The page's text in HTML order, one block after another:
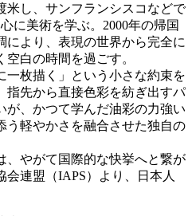
米し、サンフランシスコなどで
に美術を学ぶ。2000年の帰国
により、表現の世界から完全に
白の時間を過ごす。
一枚描く」という小さな約束を
指先から直接色彩を紡ぎ出すパ
が、かつて学んだ油彩の力強い
う軽やかさを融合させた独自の
、やがて国際的な快挙へと繋が
会連盟（IAPS）より、日本人